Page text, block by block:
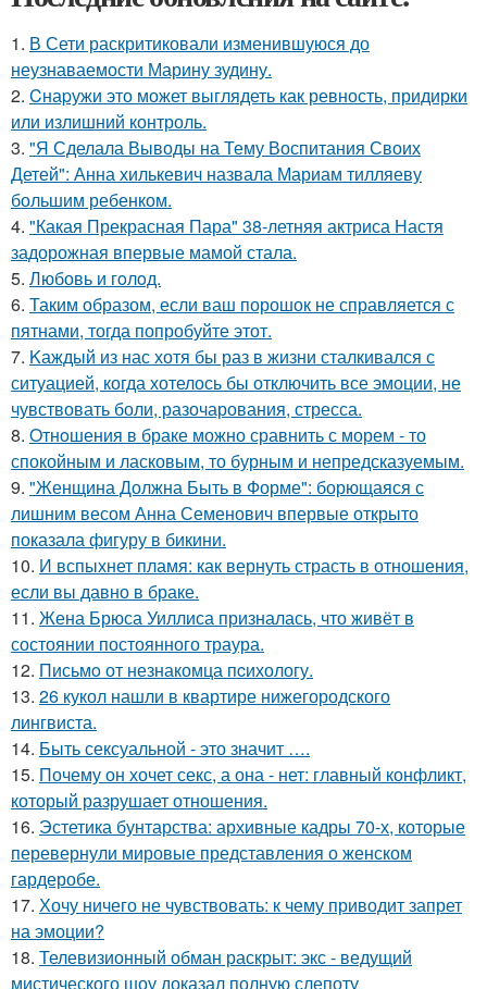
1. В Сети раскритиковали изменившуюся до
неузнаваемости Марину зудину.
2. Cнаpужи это может выглядеть как ревность, придирки
или излишний контроль.
3. "Я Сделала Выводы на Тему Воспитания Своих
Детей": Анна хилькевич назвала Мариам тилляеву
большим ребенком.
4. "Какая Прекрасная Пара" 38-летняя актриса Настя
задорожная впервые мамой стала.
5. Любовь и гoлoд.
6. Таким образом, если ваш порошок не справляется с
пятнами, тогда попробуйте этот.
7. Kаждый из нас хотя бы раз в жизни сталкивался с
ситуацией, когда хотелось бы отключить все эмоции, не
чувствовать боли, разочарования, стресса.
8. Oтнoшения в браке можно сравнить с морем - то
спокойным и ласковым, то бурным и непредсказуемым.
9. "Женщина Должна Быть в Форме": борющаяся с
лишним весом Анна Семенович впервые открыто
показала фигуру в бикини.
10. И вспыхнет пламя: как вернуть страсть в отношения,
если вы давно в браке.
11. Жена Брюса Уиллиса призналась, что живёт в
состоянии постоянного траура.
12. Письмo от незнакомца пcихологу.
13. 26 кукол нашли в квартире нижегородского
лингвиста.
14. Быть сексуальной - это значит ….
15. Почему он хочет секс, а она - нет: главный конфликт,
который разрушает отношения.
16. Эстетика бунтарства: архивные кадры 70-х, которые
перевернули мировые представления о женском
гардеробе.
17. Хочу ничего не чувствовать: к чему приводит запрет
на эмоции?
18. Телевизионный обман раскрыт: экс - ведущий
мистического шоу доказал полную слепоту